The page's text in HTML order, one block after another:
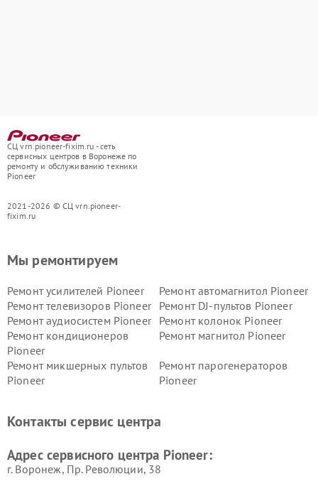
СЦ vrn.pioneer-fixim.ru - сеть
сервисных центров в Воронеже по
ремонту и обслуживанию техники
Pioneer
2021-2026 © СЦ vrn.pioneer-
fixim.ru
Мы ремонтируем
Ремонт усилителей Pioneer
Ремонт автомагнитол Pioneer
Ремонт телевизоров Pioneer
Ремонт DJ-пультов Pioneer
Ремонт аудиосистем Pioneer
Ремонт колонок Pioneer
Ремонт кондиционеров
Pioneer
Ремонт магнитол Pioneer
Ремонт микшерных пультов
Pioneer
Ремонт парогенераторов
Pioneer
Контакты сервис центра
Адрес сервисного центра Pioneer:
г. Воронеж, Пр. Революции, 38